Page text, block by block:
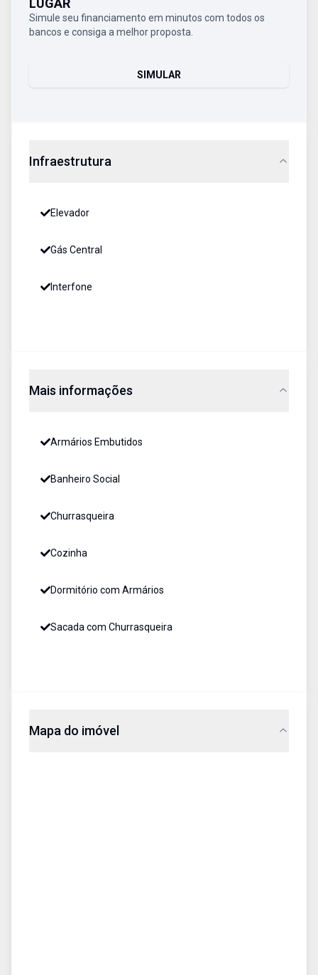
LUGAR
Simule seu financiamento em minutos com todos os
bancos e consiga a melhor proposta.
SIMULAR
Infraestrutura
Elevador
Gás Central
Interfone
Mais informações
Armários Embutidos
Banheiro Social
Churrasqueira
Cozinha
Dormitório com Armários
Sacada com Churrasqueira
Mapa do imóvel